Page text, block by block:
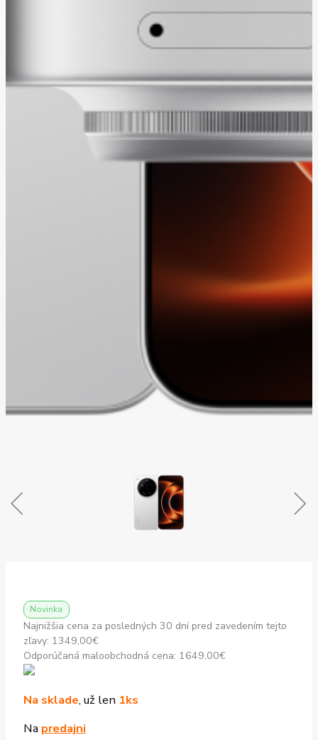
Novinka
Najnižšia cena za posledných 30 dní pred zavedením tejto
zľavy: 1349,00€
Odporúčaná maloobchodná cena: 1649,00€
Na sklade, už len 1ks
Na predajni